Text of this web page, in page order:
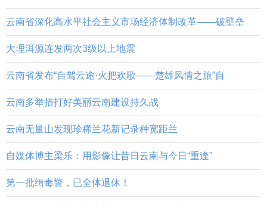
云南省深化高水平社会主义市场经济体制改革——破壁垒
大理洱源连发两次3级以上地震
云南省发布“自驾云途·火把欢歌——楚雄风情之旅”自
云南多举措打好美丽云南建设持久战
云南无量山发现珍稀兰花新记录种宽距兰
自媒体博主梁乐：用影像让昔日云南与今日“重逢”
第一批缉毒警，已全体退休！